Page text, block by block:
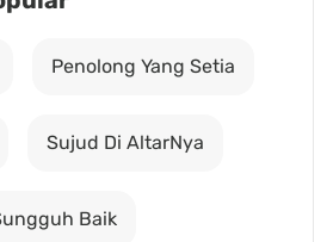
Penolong Yang Setia
Sujud Di AltarNya
Baik